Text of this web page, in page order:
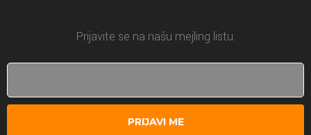
Prijavite se na našu mejling listu.
PRIJAVI ME